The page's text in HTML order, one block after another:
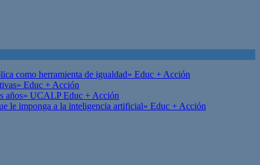
como herramienta de igualdad» Educ + Acción
Educ + Acción
años» UCALPEduc + Acción
le imponga a la inteligencia artificial» Educ + Acción